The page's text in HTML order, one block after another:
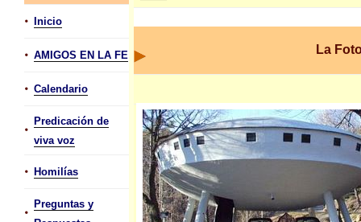
• Inicio
• AMIGOS EN LA FE
• Calendario
•
Predicación de
viva voz
• Homilías
•
Preguntas y
La